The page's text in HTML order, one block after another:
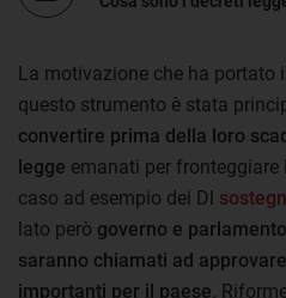
La motivazione che ha portato
questo strumento è stata
convertire prima della loro
legge emanati per fronteggiare
caso ad esempio dei Dl
lato però governo e
saranno chiamati ad
importanti per il paese .